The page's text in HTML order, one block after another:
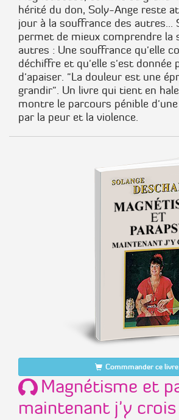
hérité du don, Soly-Ange reste
jour à la souffrance des autres...
permet de mieux comprendre la
autres : Une souffrance qu'elle
déchiffre et qu'elle s'est donnée
d'apaiser. "La douleur est une
grandir". Un livre qui tient en
montre le parcours pénible
par la peur et la violence.
Commmander ce livre
Magnétisme et
maintenant j'y crois